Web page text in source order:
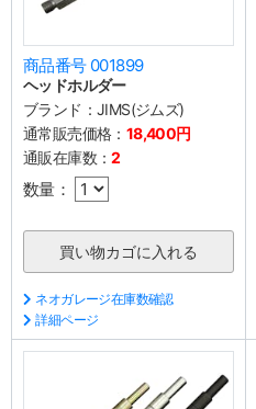
商品番号 001899
ヘッドホルダー
ブランド： JIMS(ジムズ)
通常販売価格： 18,400円
通販在庫数：2
数量：
ネオガレージ在庫数確認
詳細ページ